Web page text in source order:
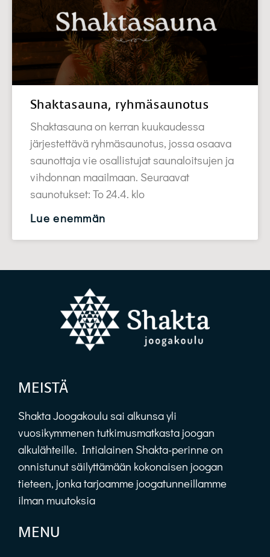
Shaktasauna, ryhmäsaunotus
Shaktasauna on kerran kuukaudessa
järjestettävä ryhmäsaunotus, jossa osaava
saunottaja vie osallistujat saunaloitsujen ja
vihdonnan maailmaan. Seuraavat
saunotukset: To 24.4. klo
Lue enemmän
MEISTÄ
Shakta Joogakoulu sai alkunsa yli
vuosikymmenen tutkimusmatkasta joogan
alkulähteille. Intialainen Shakta-perinne on
onnistunut säilyttämään kokonaisen joogan
tieteen, jonka tarjoamme joogatunneillamme
ilman muutoksia
MENU